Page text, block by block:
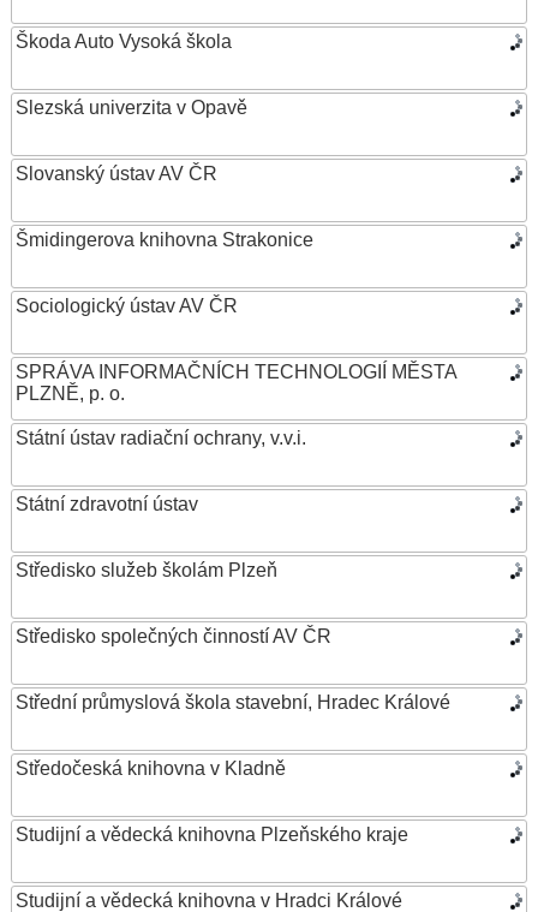
Škoda Auto Vysoká škola
Slezská univerzita v Opavě
Slovanský ústav AV ČR
Šmidingerova knihovna Strakonice
Sociologický ústav AV ČR
SPRÁVA INFORMAČNÍCH TECHNOLOGIÍ MĚSTA
PLZNĚ, p. o.
Státní ústav radiační ochrany, v.v.i.
Státní zdravotní ústav
Středisko služeb školám Plzeň
Středisko společných činností AV ČR
Střední průmyslová škola stavební, Hradec Králové
Středočeská knihovna v Kladně
Studijní a vědecká knihovna Plzeňského kraje
Studijní a vědecká knihovna v Hradci Králové